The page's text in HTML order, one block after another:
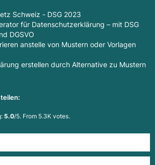
Schweiz - DSG 2023
für Datenschutzerklärung – mit DSG
DGSVO
anstelle von Mustern oder Vorlagen
erstellen durch Alternative zu Mustern
5.0/5. From 5.3K votes.